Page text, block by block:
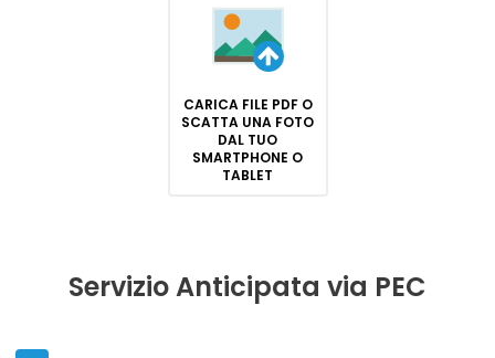
CARICA FILE PDF O
SCATTA UNA FOTO
DAL TUO
SMARTPHONE O
TABLET
Servizio Anticipata via PEC